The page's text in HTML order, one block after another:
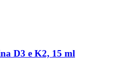
D3 e K2, 15 ml